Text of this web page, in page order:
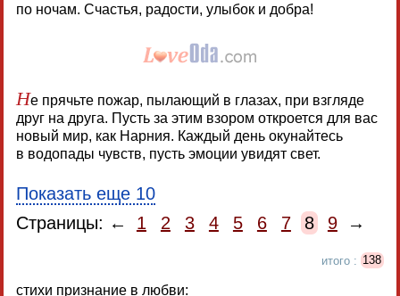
по ночам. Счастья, радости, улыбок и добра!
Не прячьте пожар, пылающий в глазах, при взгляде
друг на друга. Пусть за этим взором откроется для вас
новый мир, как Нарния. Каждый день окунайтесь
в водопады чувств, пусть эмоции увидят свет.
Показать еще 10
Страницы: ←
1 2 3 4 5 6 7 8 9 →
итого : 138
стихи признание в любви: